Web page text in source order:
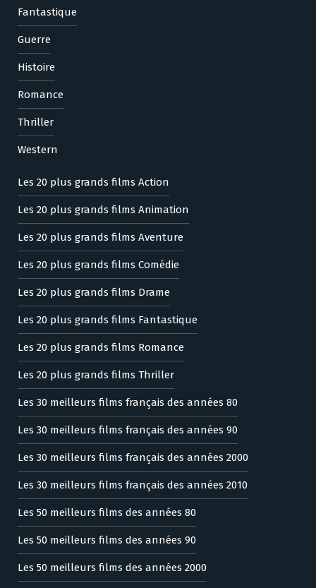
Fantastique
Guerre
Histoire
Romance
Thriller
Western
Les 20 plus grands films Action
Les 20 plus grands films Animation
Les 20 plus grands films Aventure
Les 20 plus grands films Comédie
Les 20 plus grands films Drame
Les 20 plus grands films Fantastique
Les 20 plus grands films Romance
Les 20 plus grands films Thriller
Les 30 meilleurs films français des années 80
Les 30 meilleurs films français des années 90
Les 30 meilleurs films français des années 2000
Les 30 meilleurs films français des années 2010
Les 50 meilleurs films des années 80
Les 50 meilleurs films des années 90
Les 50 meilleurs films des années 2000